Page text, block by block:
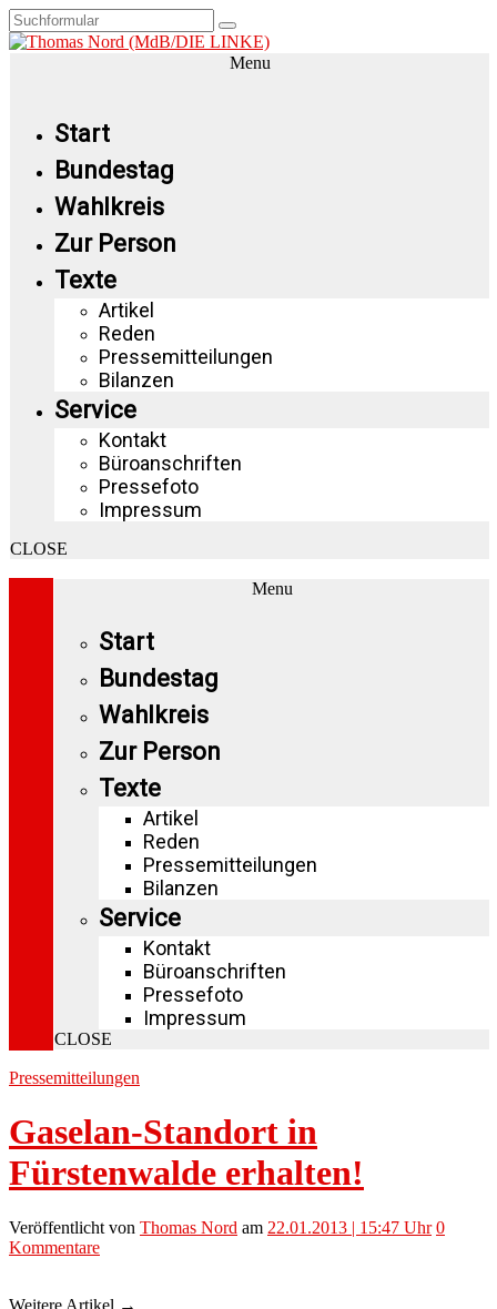
Menu
Start
Bundestag
Wahlkreis
Zur Person
Texte
Artikel
Reden
Pressemitteilungen
Bilanzen
Service
Kontakt
Büroanschriften
Pressefoto
Impressum
CLOSE
Menu
Start
Bundestag
Wahlkreis
Zur Person
Texte
Artikel
Reden
Pressemitteilungen
Bilanzen
Service
Kontakt
Büroanschriften
Pressefoto
Impressum
CLOSE
Pressemitteilungen
Gaselan-Standort in
Fürstenwalde erhalten!
Veröffentlicht von Thomas Nord am 22.01.2013 | 15:47 Uhr 0
Kommentare
Weitere Artikel →